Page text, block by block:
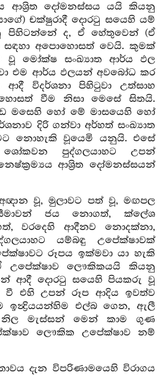
ආශ්‍රිත දෝමනස්සය යයි කියනු
චක්ෂුරාදී දොරටු සයෙහි යම්
පිහිටන්නේ ද, ඒ හේතුවෙන් (ඒ
සඳහා අපොහොසත් වෙයි. කුමක්
වූ මෝක්ෂ සංඛ්‍යාත ආර්ය ඵල
එම ආර්ය ඵලයන් අවබෝධ කර
විදර්ශනා පිහිටුවා උත්සාහ
වීම නිසා මෙසේ සිතයි.
මසෙහි හෝ මේ මාසයෙහි හෝ
දිරි ගන්වා අර්හත් සංඛ්‍යාත
නොහැකි වූයෙමි යනුයි. එසේ
පුද්ගලයාහට උපන්
ආශ්‍රිත දෝමනස්සයන්
වූ, මුලාවට පත් වූ, මඟපල
ජය නොගත්, ක්ලේශ
වරදෙහි ආදීනව නොදක්නා,
යම්බඳු උපේක්ෂාවක්
රූපය ඉක්මවා යා හැකි
ලෞකිකයයි කියනු
ආදී දොරටු සයෙහි පියකරු වූ
වී එහි උපන් රූප ආදිය ඉවත්ව
එල්බ ගෙන, ඇලී
මැස්සන් මෙන් කාම ගුණ
ලෞකික උපේක්ෂාව නම්
දැන විපරිණාමයෙහි විරාගය